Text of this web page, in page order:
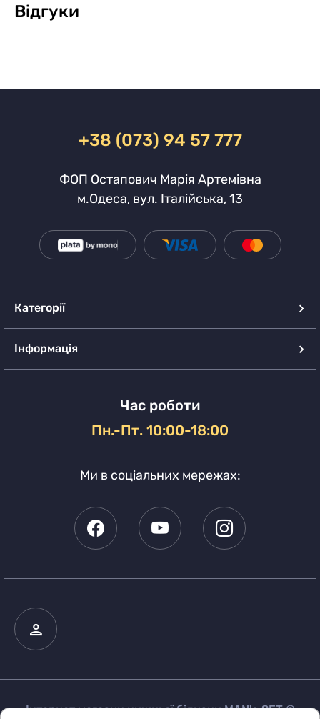
Відгуки
+38 (073) 94 57 777
ФОП Остапович Марія Артемівна
м.Одеса, вул. Італійська, 13
Категорії
Інформація
Час роботи
Пн.-Пт. 10:00-18:00
Ми в соціальних мережах:
Інтернет магазин нижньої білизни MAN's SET ©